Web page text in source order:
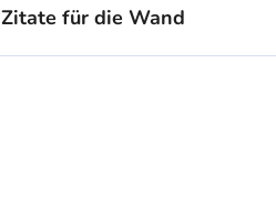
Zitate für die Wand